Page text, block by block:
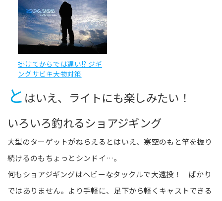
掛けてからでは遅い!? ジギ
ングサビキ大物対策
と はいえ、ライトにも楽しみたい！
いろいろ釣れるショアジギング
大型のターゲットがねらえるとはいえ、寒空のもと竿を振り
続けるのもちょっとシンドイ…。
何もショアジギングはヘビーなタックルで大遠投！ ばかり
ではありません。より手軽に、足下から軽くキャストできる